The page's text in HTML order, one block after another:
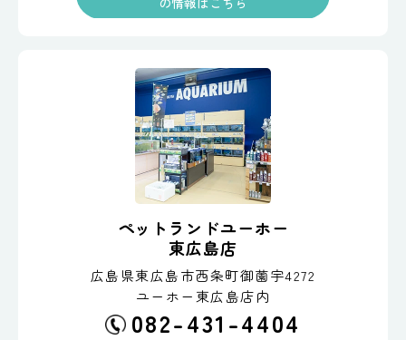
ペットランドユーホー
東広島店
広島県東広島市西条町御薗宇4272
ユーホー東広島店内
082-431-4404